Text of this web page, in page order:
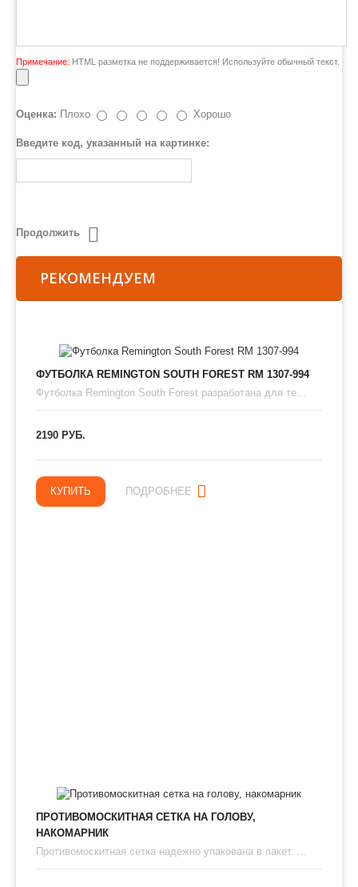
Примечание: HTML разметка не поддерживается! Используйте обычный текст.
Оценка: Плохо Хорошо
Введите код, указанный на картинке:
Продолжить
РЕКОМЕНДУЕМ
ФУТБОЛКА REMINGTON SOUTH FOREST RM 1307-994
Футболка Remington South Forest разработана для те...
2190 РУБ.
КУПИТЬ ПОДРОБНЕЕ
ПРОТИВОМОСКИТНАЯ СЕТКА НА ГОЛОВУ,
НАКОМАРНИК
Противомоскитная сетка надежно упакована в пакет. ...